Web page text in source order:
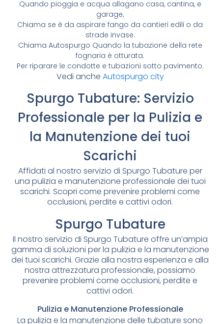
Quando pioggia e acqua allagano casa, cantina, e
garage,
Chiama se è da aspirare fango da cantieri edili o da
strade invase.
Chiama Autospurgo Quando la tubazione della rete
fognaria è otturata.
Per riparare le condotte e tubazioni sotto pavimento.
Vedi anche Autospurgo city
Spurgo Tubature: Servizio
Professionale per la Pulizia e
la Manutenzione dei tuoi
Scarichi
Affidati al nostro servizio di Spurgo Tubature per
una pulizia e manutenzione professionale dei tuoi
scarichi. Scopri come prevenire problemi come
occlusioni, perdite e cattivi odori.
Spurgo Tubature
Il nostro servizio di Spurgo Tubature offre un’ampia
gamma di soluzioni per la pulizia e la manutenzione
dei tuoi scarichi. Grazie alla nostra esperienza e alla
nostra attrezzatura professionale, possiamo
prevenire problemi come occlusioni, perdite e
cattivi odori.
Pulizia e Manutenzione Professionale
La pulizia e la manutenzione delle tubature sono